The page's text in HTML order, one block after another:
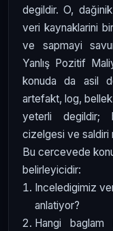
degildir. O,
veri kaynaklarini
ve sapmayi
Yanlış Pozitif
konuda da asil
artefakt, log,
yeterli degildir;
cizelgesi ve saldiri
Bu cercevede
belirleyicidir:
Inceledigimiz
anlatiyor?
Hangi